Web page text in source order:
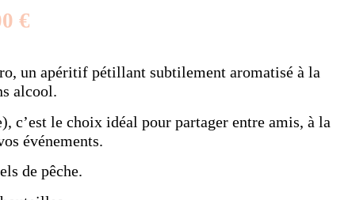
€
un apéritif pétillant subtilement aromatisé à la
alcool.
c’est le choix idéal pour partager entre amis, à la
événements.
de pêche.